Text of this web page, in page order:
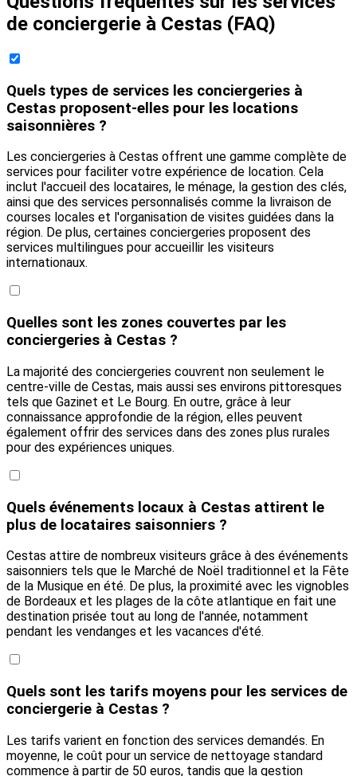
de conciergerie à Cestas (FAQ)
Quels types de services les conciergeries à
Cestas proposent-elles pour les locations
saisonnières ?
Les conciergeries à Cestas offrent une gamme complète de
services pour faciliter votre expérience de location. Cela
inclut l'accueil des locataires, le ménage, la gestion des clés,
ainsi que des services personnalisés comme la livraison de
courses locales et l'organisation de visites guidées dans la
région. De plus, certaines conciergeries proposent des
services multilingues pour accueillir les visiteurs
internationaux.
Quelles sont les zones couvertes par les
conciergeries à Cestas ?
La majorité des conciergeries couvrent non seulement le
centre-ville de Cestas, mais aussi ses environs pittoresques
tels que Gazinet et Le Bourg. En outre, grâce à leur
connaissance approfondie de la région, elles peuvent
également offrir des services dans des zones plus rurales
pour des expériences uniques.
Quels événements locaux à Cestas attirent le
plus de locataires saisonniers ?
Cestas attire de nombreux visiteurs grâce à des événements
saisonniers tels que le Marché de Noël traditionnel et la Fête
de la Musique en été. De plus, la proximité avec les vignobles
de Bordeaux et les plages de la côte atlantique en fait une
destination prisée tout au long de l'année, notamment
pendant les vendanges et les vacances d'été.
Quels sont les tarifs moyens pour les services de
conciergerie à Cestas ?
Les tarifs varient en fonction des services demandés. En
moyenne, le coût pour un service de nettoyage standard
commence à partir de 50 euros, tandis que la gestion